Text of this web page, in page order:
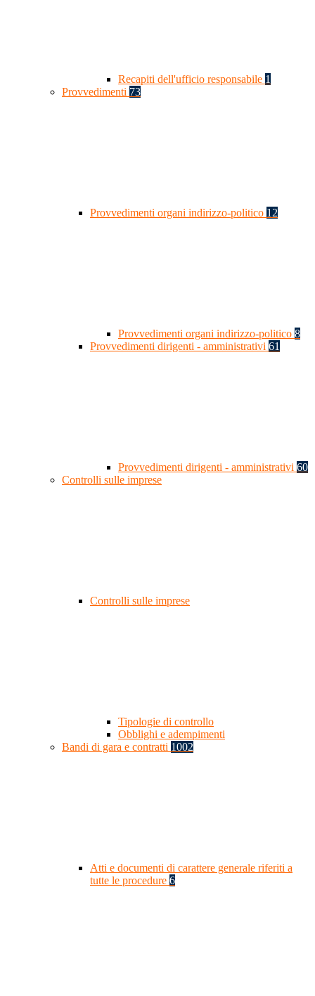
Recapiti dell'ufficio responsabile 1
Provvedimenti 73
Provvedimenti organi indirizzo-politico 12
Provvedimenti organi indirizzo-politico 8
Provvedimenti dirigenti - amministrativi 61
Provvedimenti dirigenti - amministrativi 60
Controlli sulle imprese
Controlli sulle imprese
Tipologie di controllo
Obblighi e adempimenti
Bandi di gara e contratti 1002
Atti e documenti di carattere generale riferiti a
tutte le procedure 6